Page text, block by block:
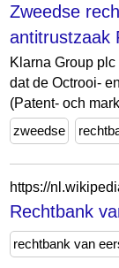
Zweedse
antitrustzaak
Klarna Group
dat de Octrooi-
(Patent- och
zweedse
https://
Rechtbank
rechtbank van